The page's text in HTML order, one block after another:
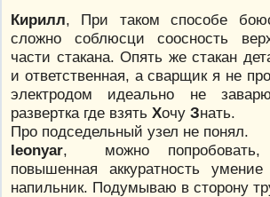
Кирилл, При таком способе
сложно соблюсци соосность
части стакана. Опять же стакан
и ответственная, а сварщик я не
электродом идеально не
развертка где взять Хочу Знать.
Про подседельный узел не понял.
leonyar, можно попробовать,
повышенная аккуратность
напильник. Подумываю в сторону